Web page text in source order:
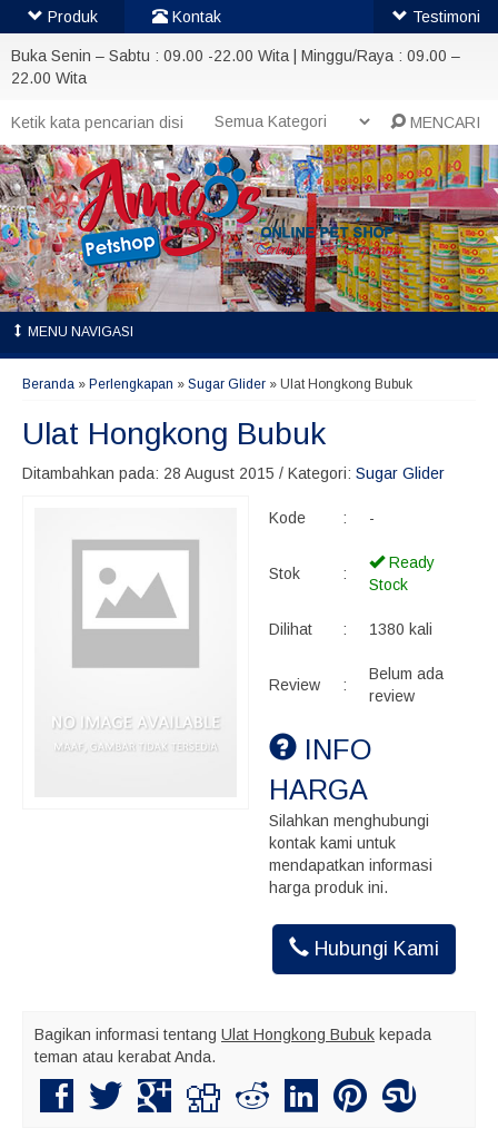
Buka Senin – Sabtu : 09.00 -22.00 Wita | Minggu/Raya : 09.00 –
22.00 Wita
MENCARI
MENU NAVIGASI
Beranda » Perlengkapan » Sugar Glider » Ulat Hongkong Bubuk
Ulat Hongkong Bubuk
Ditambahkan pada: 28 August 2015 / Kategori: Sugar Glider
Kode : -
Stok :
Ready
Stock
Dilihat : 1380 kali
Review :
Belum ada
review
INFO
HARGA
Silahkan menghubungi
kontak kami untuk
mendapatkan informasi
harga produk ini.
Hubungi Kami
Bagikan informasi tentang Ulat Hongkong Bubuk kepada
teman atau kerabat Anda.
Produk Kontak Testimoni